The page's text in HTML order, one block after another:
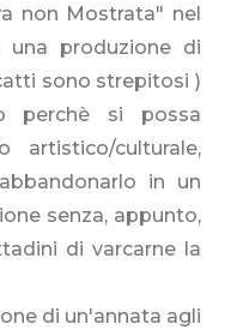
non Mostrata" nel
produzione di
sono strepitosi )
perchè si possa
artistico/culturale,
in un
senza, appunto,
di varcarne la
di un'annata agli